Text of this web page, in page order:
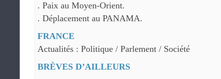
. Paix au Moyen-Orient.
. Déplacement au PANAMA.
FRANCE
Actualités : Politique / Parlement / Société
BRÈVES D’AILLEURS